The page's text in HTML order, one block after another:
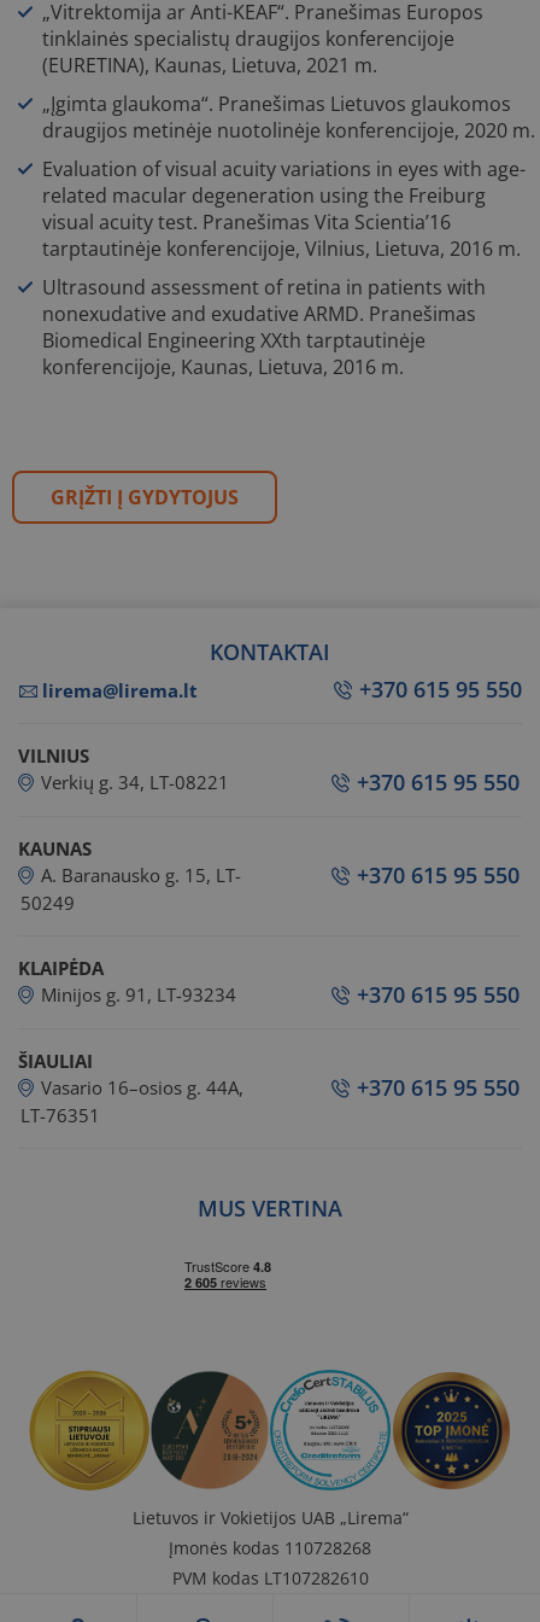
„Vitrektomija ar Anti-KEAF“. Pranešimas Europos
tinklainės specialistų draugijos konferencijoje
(EURETINA), Kaunas, Lietuva, 2021 m.
„Įgimta glaukoma“. Pranešimas Lietuvos glaukomos
draugijos metinėje nuotolinėje konferencijoje, 2020 m.
Evaluation of visual acuity variations in eyes with age-
related macular degeneration using the Freiburg
visual acuity test. Pranešimas Vita Scientia’16
tarptautinėje konferencijoje, Vilnius, Lietuva, 2016 m.
Ultrasound assessment of retina in patients with
nonexudative and exudative ARMD. Pranešimas
Biomedical Engineering XXth tarptautinėje
konferencijoje, Kaunas, Lietuva, 2016 m.
GRĮŽTI Į GYDYTOJUS
KONTAKTAI
lirema@lirema.lt +370 615 95 550
VILNIUS
Verkių g. 34, LT-08221
+370 615 95 550
KAUNAS
A. Baranausko g. 15, LT-
50249
+370 615 95 550
KLAIPĖDA
Minijos g. 91, LT-93234
+370 615 95 550
ŠIAULIAI
Vasario 16–osios g. 44A,
LT-76351
+370 615 95 550
MUS VERTINA
Lietuvos ir Vokietijos UAB „Lirema“
Įmonės kodas 110728268
PVM kodas LT107282610